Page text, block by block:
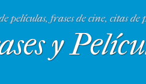
películas, frases de cine, citas de
y